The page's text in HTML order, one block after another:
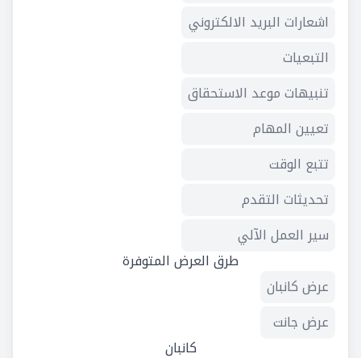
اشعارات البريد الالكتروني
التبعيات
تنبيهات موعد الاستحقاق
تعيين المهام
تتبع الوقت
تحديثات التقدم
سير العمل الآلي
طرق العرض المتوفرة
عرض كانبان
عرض جانت
كانبان